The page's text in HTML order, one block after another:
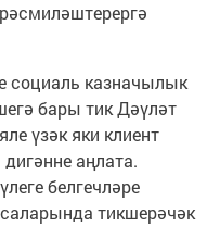
социаль казначылык
бары тик Дәүләт
үзәк яки клиент
аңлата.
белгечләре
тикшерәчәк